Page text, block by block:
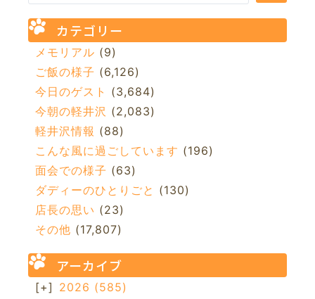
カテゴリー
メモリアル (9)
ご飯の様子 (6,126)
今日のゲスト (3,684)
今朝の軽井沢 (2,083)
軽井沢情報 (88)
こんな風に過ごしています (196)
面会での様子 (63)
ダディーのひとりごと (130)
店長の思い (23)
その他 (17,807)
アーカイブ
[+] 2026 (585)